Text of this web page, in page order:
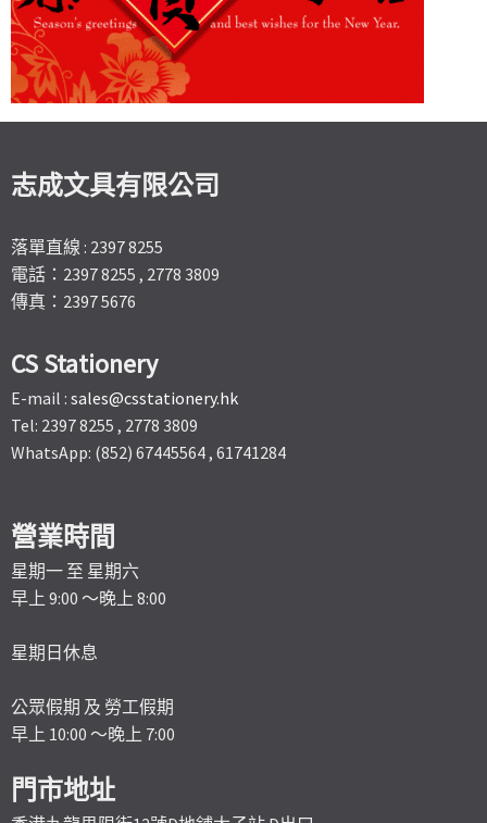
志成文具有限公司
落單直線 : 2397 8255
電話：2397 8255 , 2778 3809
傳真：2397 5676
CS Stationery
E-mail : sales@csstationery.hk
Tel: 2397 8255 , 2778 3809
WhatsApp: (852) 67445564 , 61741284
營業時間
星期一 至 星期六
早上 9:00 ～晚上 8:00
星期日休息
公眾假期 及 勞工假期
早上 10:00 ～晚上 7:00
門市地址